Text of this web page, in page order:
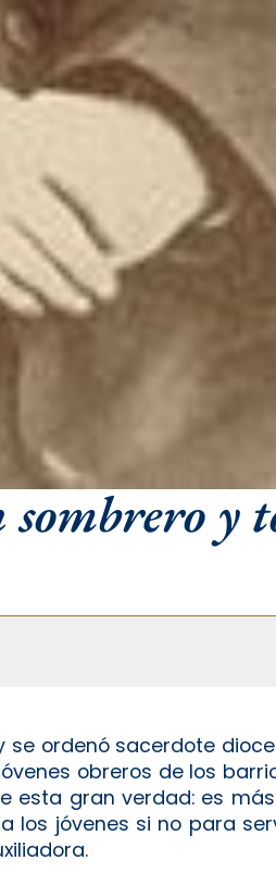
y
se ordenó sacerdote
obreros de los
esta gran verdad: es
los jóvenes si no para